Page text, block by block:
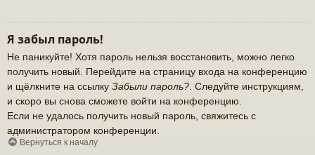
Я забыл пароль!
Не паникуйте! Хотя пароль нельзя восстановить, можно легко
получить новый. Перейдите на страницу входа на конференцию
и щёлкните на ссылку Забыли пароль? . Следуйте инструкциям,
и скоро вы снова сможете войти на конференцию.
Если не удалось получить новый пароль, свяжитесь с
администратором конференции.
Вернуться к началу